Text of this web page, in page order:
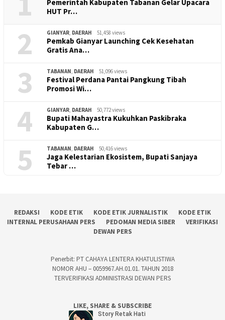
Pemerintah Kabupaten Tabanan Gelar Upacara
HUT Pr…
2 GIANYAR, DAERAH 51,458 views
Pemkab Gianyar Launching Cek Kesehatan
Gratis Ana…
3 TABANAN, DAERAH 51,096 views
Festival Perdana Pantai Pangkung Tibah
Promosi Wi…
4 GIANYAR, DAERAH 50,772 views
Bupati Mahayastra Kukuhkan Paskibraka
Kabupaten G…
5 TABANAN, DAERAH 50,416 views
Jaga Kelestarian Ekosistem, Bupati Sanjaya
Tebar …
REDAKSI KODE ETIK KODE ETIK JURNALISTIK
KODE ETIK
INTERNAL PERUSAHAAN PERS
PEDOMAN MEDIA SIBER
VERIFIKASI
DEWAN PERS
Penerbit: PT CAHAYA LENTERA KHATULISTIWA
NOMOR AHU – 0059967.AH.01.01. TAHUN 2018
TERVERIFIKASI ADMINISTRASI DEWAN PERS
LIKE, SHARE & SUBSCRIBE